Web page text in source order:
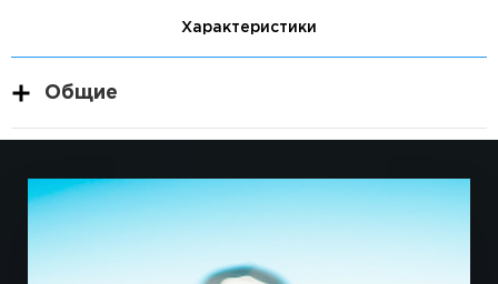
Характеристики
Общие